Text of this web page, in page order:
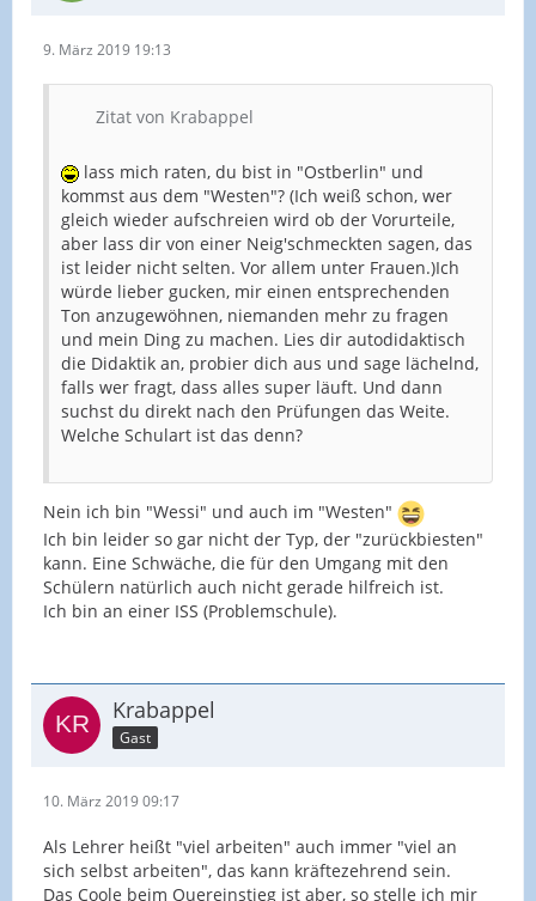
9. März 2019 19:13
Zitat von Krabappel
lass mich raten, du bist in "Ostberlin" und
kommst aus dem "Westen"? (Ich weiß schon, wer
gleich wieder aufschreien wird ob der Vorurteile,
aber lass dir von einer Neig'schmeckten sagen, das
ist leider nicht selten. Vor allem unter Frauen.)Ich
würde lieber gucken, mir einen entsprechenden
Ton anzugewöhnen, niemanden mehr zu fragen
und mein Ding zu machen. Lies dir autodidaktisch
die Didaktik an, probier dich aus und sage lächelnd,
falls wer fragt, dass alles super läuft. Und dann
suchst du direkt nach den Prüfungen das Weite.
Welche Schulart ist das denn?
Nein ich bin "Wessi" und auch im "Westen"
Ich bin leider so gar nicht der Typ, der "zurückbiesten"
kann. Eine Schwäche, die für den Umgang mit den
Schülern natürlich auch nicht gerade hilfreich ist.
Ich bin an einer ISS (Problemschule).
Krabappel
Gast
10. März 2019 09:17
Als Lehrer heißt "viel arbeiten" auch immer "viel an
sich selbst arbeiten", das kann kräftezehrend sein.
Das Coole beim Quereinstieg ist aber, so stelle ich mir